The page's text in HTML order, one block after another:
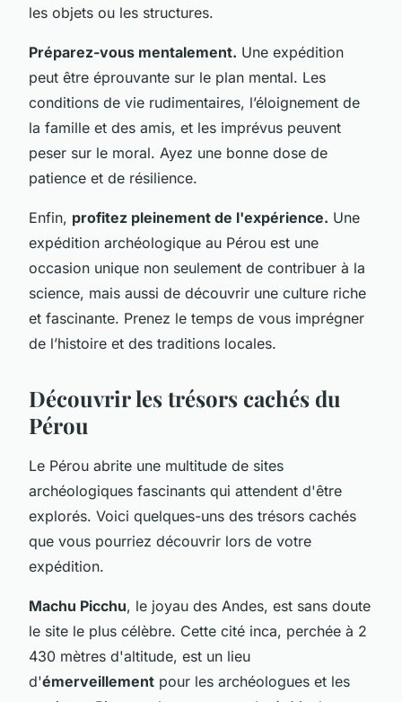
les objets ou les structures.
Préparez-vous mentalement. Une expédition
peut être éprouvante sur le plan mental. Les
conditions de vie rudimentaires, l’éloignement de
la famille et des amis, et les imprévus peuvent
peser sur le moral. Ayez une bonne dose de
patience et de résilience.
Enfin, profitez pleinement de l'expérience. Une
expédition archéologique au Pérou est une
occasion unique non seulement de contribuer à la
science, mais aussi de découvrir une culture riche
et fascinante. Prenez le temps de vous imprégner
de l’histoire et des traditions locales.
Découvrir les trésors cachés du
Pérou
Le Pérou abrite une multitude de sites
archéologiques fascinants qui attendent d'être
explorés. Voici quelques-uns des trésors cachés
que vous pourriez découvrir lors de votre
expédition.
Machu Picchu, le joyau des Andes, est sans doute
le site le plus célèbre. Cette cité inca, perchée à 2
430 mètres d'altitude, est un lieu
d'émerveillement pour les archéologues et les